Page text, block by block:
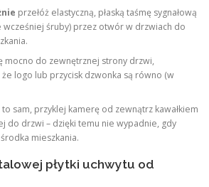
przełóż elastyczną, płaską taśmę sygnałową
wcześniej śruby) przez otwór w drzwiach do
mocno do zewnętrznej strony drzwi,
logo lub przycisk dzwonka są równo (w
sam, przyklej kamerę od zewnątrz kawałkiem
do drzwi – dzięki temu nie wypadnie, gdy
mieszkania.
płytki uchwytu od